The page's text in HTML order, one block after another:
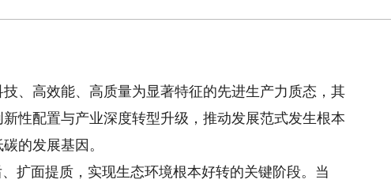
高效能、高质量为显著特征的先进生产力质态，其
性配置与产业深度转型升级，推动发展范式发生根本
的发展基因。
面提质，实现生态环境根本好转的关键阶段。当